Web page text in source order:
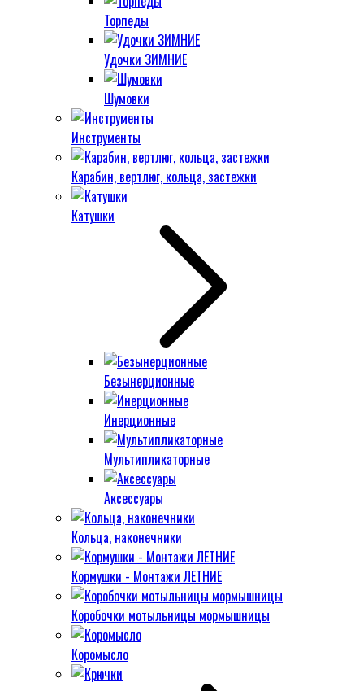
Торпеды
Удочки ЗИМНИЕ
Шумовки
Инструменты
Карабин, вертлюг, кольца, застежки
Катушки
Безынерционные
Инерционные
Мультипликаторные
Аксессуары
Кольца, наконечники
Кормушки - Монтажи ЛЕТНИЕ
Коробочки мотыльницы мормышницы
Коромысло